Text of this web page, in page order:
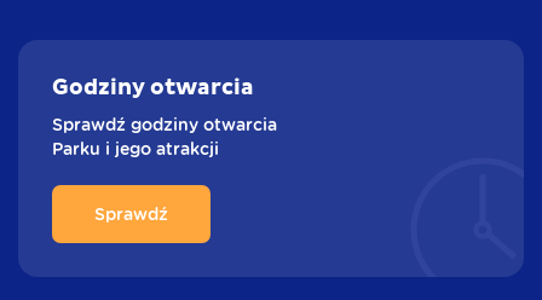
Godzinyotwarcia
Sprawdź godziny otwarcia
Parku i jego atrakcji
Sprawdź